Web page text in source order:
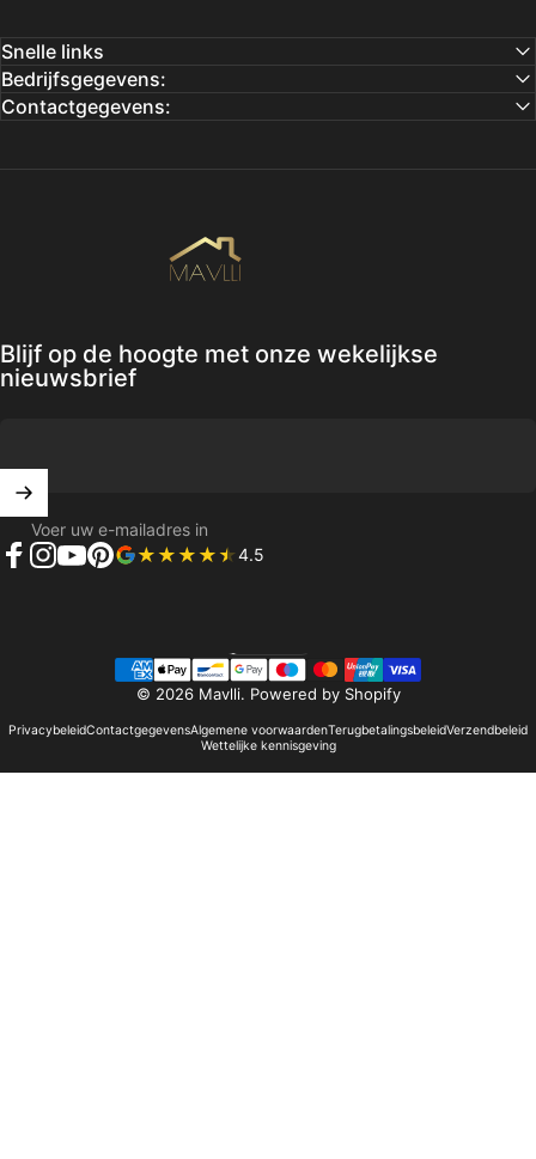
Snelle links
Bedrijfsgegevens:
Contactgegevens:
Blijf op de hoogte met onze wekelijkse
nieuwsbrief
Voer uw e-mailadres in
4.5
© 2026 Mavlli. Powered by Shopify
PrivacybeleidContactgegevensAlgemene voorwaardenTerugbetalingsbeleidVerzendbeleid
Wettelijke kennisgeving
Taal